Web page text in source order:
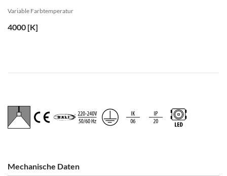
Variable Farbtemperatur
4000 [K]
Mechanische Daten